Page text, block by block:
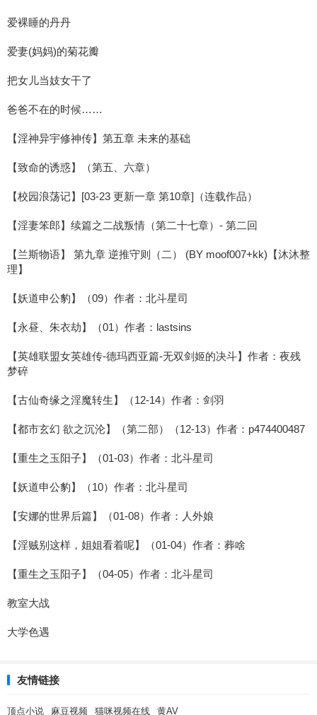
爱裸睡的丹丹
爱妻(妈妈)的菊花瓣
把女儿当妓女干了
爸爸不在的时候……
【淫神异宇修神传】第五章 未来的基础
【致命的诱惑】（第五、六章）
【校园浪荡记】[03-23 更新一章 第10章]（连载作品）
【淫妻笨郎】续篇之二战叛情（第二十七章）- 第二回
【兰斯物语】 第九章 逆推守则（二） (BY moof007+kk)【沐沐整
理】
【妖道申公豹】（09）作者：北斗星司
【永昼、朱衣劫】（01）作者：lastsins
【英雄联盟女英雄传-德玛西亚篇-无双剑姬的决斗】作者：夜残
梦碎
【古仙奇缘之淫魔转生】（12-14）作者：剑羽
【都市玄幻 欲之沉沦】（第二部）（12-13）作者：p474400487
【重生之玉阳子】（01-03）作者：北斗星司
【妖道申公豹】（10）作者：北斗星司
【安娜的世界后篇】（01-08）作者：人外娘
【淫贼别这样，姐姐看着呢】（01-04）作者：葬啥
【重生之玉阳子】（04-05）作者：北斗星司
教室大战
大学色遇
友情链接
顶点小说 麻豆视频 猫咪视频在线 黄AV